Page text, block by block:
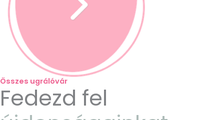
Összes ugrálóvár
Fedezd fel